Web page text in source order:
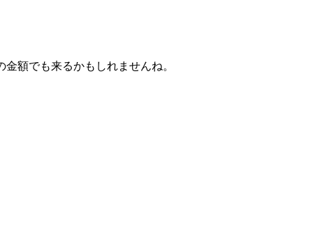
額でも来るかもしれませんね。